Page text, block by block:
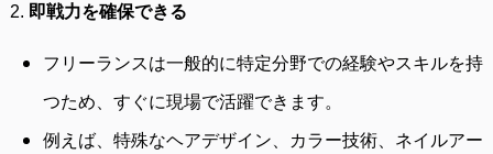
2. 即戦力を確保できる
フリーランスは一般的に特定分野での経験やスキルを持
つため、すぐに現場で活躍できます。
例えば、特殊なヘアデザイン、カラー技術、ネイルアー